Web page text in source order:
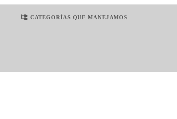
CATEGORÍAS QUE MANEJAMOS